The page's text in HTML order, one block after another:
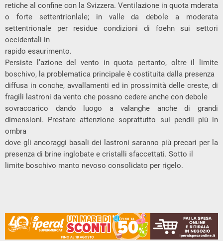
retiche al confine con la Svizzera. Ventilazione in quota mderata
o forte settentrionlale; in valle da debole a moderata
settentrionale per residue condizioni di foehn sui settori
occidentali in
rapido esaurimento.
Persiste l’azione del vento in quota pertanto, oltre il limite
boschivo, la problematica principale è costituita dalla presenza
diffusa in conche, avvallamenti ed in prossimità delle creste, di
fragili lastroni da vento che possno cedere anche con debole
sovraccarico dando luogo a valanghe anche di grandi
dimensioni. Prestare attenzione soprattutto sui pendii più in
ombra
dove gli ancoraggi basali dei lastroni saranno più precari per la
presenza di brine inglobate e cristalli sfaccettati. Sotto il
limite boschivo manto nevoso consolidato per rigelo.